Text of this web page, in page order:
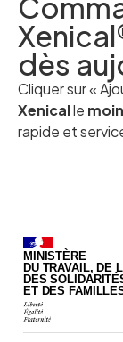
dès
Cliquer sur «
Xenicalle
rapide et